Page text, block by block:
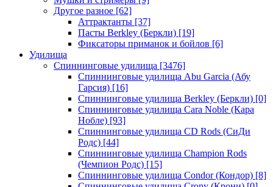
Другое разное [62]
Аттрактанты [37]
Пасты Berkley (Беркли) [19]
Фиксаторы приманок и бойлов [6]
Удилища
Спиннинговые удилища [3476]
Спиннинговые удилища Abu Garcia (Абу
Гарсия) [16]
Спиннинговые удилища Berkley (Беркли) [0]
Спиннинговые удилища Cara Noble (Кара
Нобле) [93]
Спиннинговые удилища CD Rods (СиДи
Родс) [44]
Спиннинговые удилища Champion Rods
(Чемпион Родс) [15]
Спиннинговые удилища Condor (Кондор) [8]